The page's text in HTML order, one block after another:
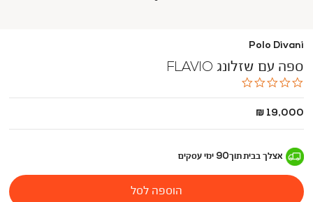
Polo Divani
ספה עם שזלונג FLAVIO
החל
19,000 ₪
אצלך בביתתוך90 ימי עסקים
הוספה לסל